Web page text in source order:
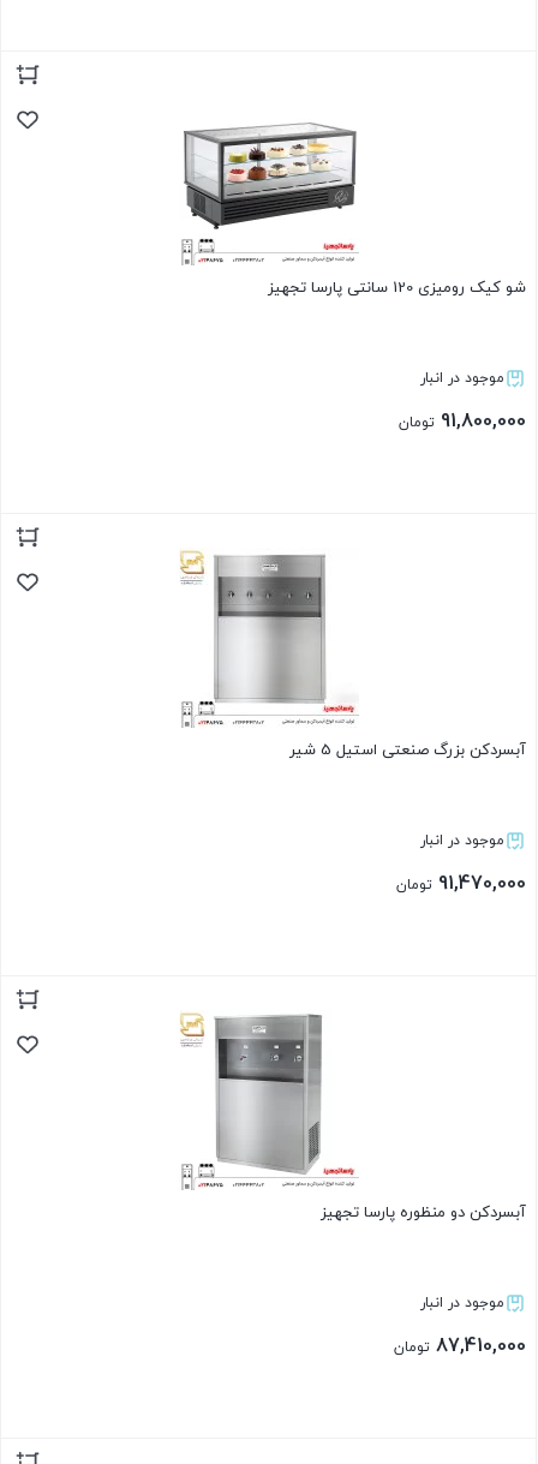
شو کیک رومیزی 120 سانتی پارسا تجهیز
موجود در انبار
91,800,000 تومان
آبسردکن بزرگ صنعتی استیل 5 شیر
موجود در انبار
91,470,000 تومان
آبسردکن دو منظوره پارسا تجهیز
موجود در انبار
87,410,000 تومان